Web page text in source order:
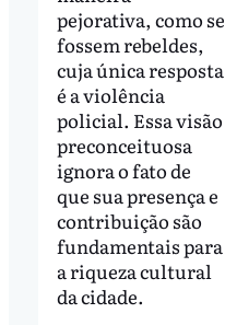
pejorativa, como se
fossem rebeldes,
cuja única resposta
é a violência
policial. Essa visão
preconceituosa
ignora o fato de
que sua presença e
contribuição são
fundamentais para
a riqueza cultural
da cidade.